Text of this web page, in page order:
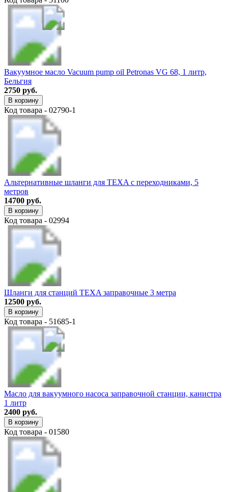
Вакуумное масло Vacuum pump oil Petronas VG 68, 1 литр,
Бельгия
2750 руб.
В корзину
Код товара - 02790-1
Альтернативные шланги для TEXA с переходниками, 5
метров
14700 руб.
В корзину
Код товара - 02994
Шланги для станций TEXA заправочные 3 метра
12500 руб.
В корзину
Код товара - 51685-1
Масло для вакуумного насоса заправочной станции, канистра
1 литр
2400 руб.
В корзину
Код товара - 01580